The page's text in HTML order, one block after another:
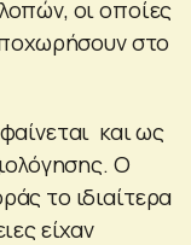
οι οποίες
στο
και ως
Ο
το ιδιαίτερα
είχαν